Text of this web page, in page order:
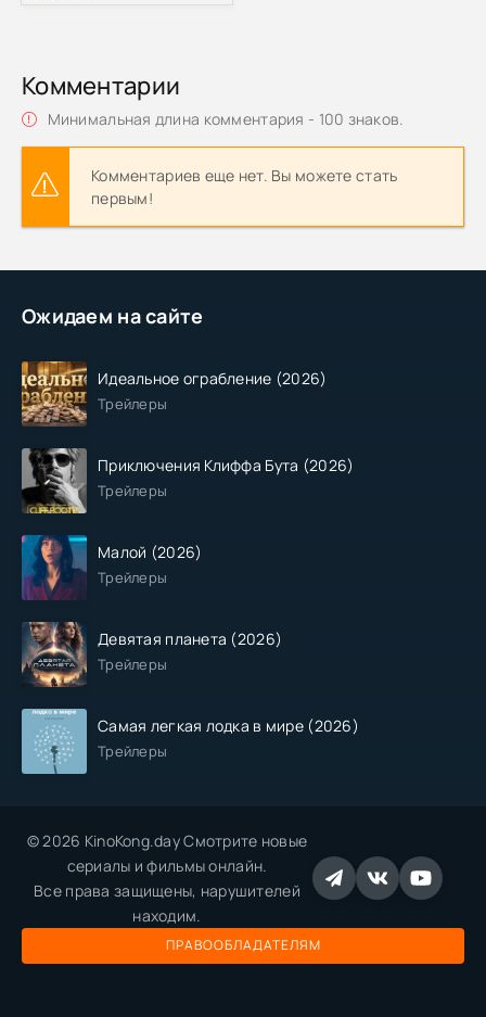
Ожидаем на сайте
Идеальное ограбление (2026)
Трейлеры
Приключения Клиффа Бута (2026)
Трейлеры
Малой (2026)
Трейлеры
Девятая планета (2026)
Трейлеры
Самая легкая лодка в мире (2026)
Трейлеры
Комментарии
Минимальная длина комментария - 100 знаков.
Комментариев еще нет. Вы можете стать
первым!
© 2026 KinoKong.day Смотрите новые
сериалы и фильмы онлайн.
Все права защищены, нарушителей
находим.
ПРАВООБЛАДАТЕЛЯМ